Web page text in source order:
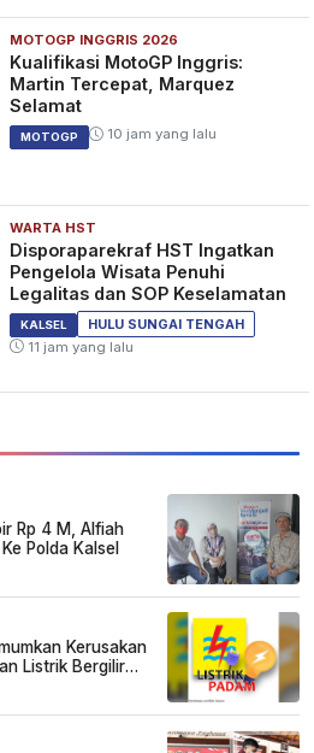
MOTOGP INGGRIS 2026
Kualifikasi MotoGP Inggris:
Martin Tercepat, Marquez
Selamat
MOTOGP 10 jam yang lalu
WARTA HST
Disporaparekraf HST Ingatkan
Pengelola Wisata Penuhi
Legalitas dan SOP Keselamatan
KALSEL
HULU SUNGAI TENGAH
11 jam yang lalu
Rp 4 M, Alfiah
Polda Kalsel
Kerusakan
Listrik Bergilir